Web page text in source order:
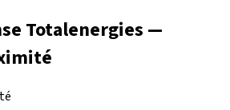
Totalenergies —